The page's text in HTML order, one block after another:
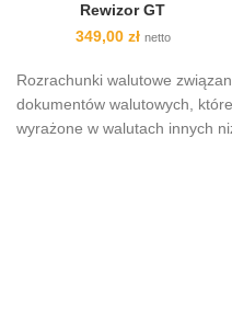
Rewizor GT
349,00 zł netto
Rozrachunki walutowe
dokumentów walutowych,
wyrażone w walutach innych